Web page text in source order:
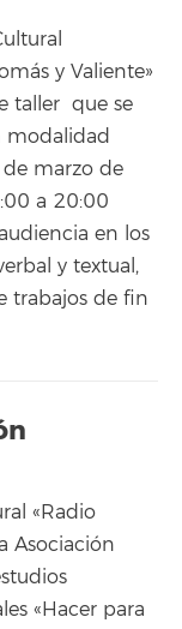
y Valiente»
taller que se
modalidad
marzo de
a 20:00
en los
y textual,
trabajos de fin
«Radio
Asociación
«Hacer para